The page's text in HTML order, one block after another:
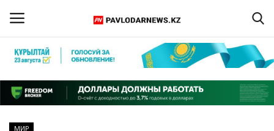
Регистрация
Главная
МИР